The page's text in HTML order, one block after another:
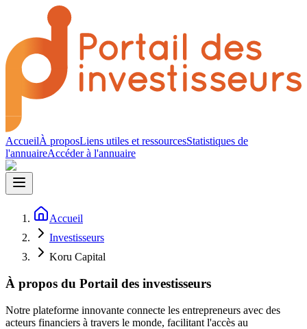
AccueilÀ proposLiens utiles et ressourcesStatistiques de
l'annuaireAccéder à l'annuaire
Accueil
Investisseurs
Koru Capital
À propos du Portail des investisseurs
Notre plateforme innovante connecte les entrepreneurs avec des
acteurs financiers à travers le monde, facilitant l'accès au